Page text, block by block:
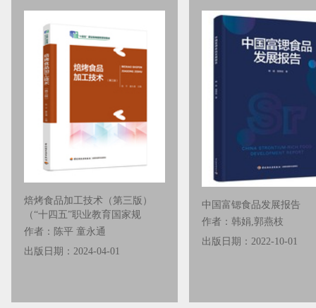
焙烤食品加工技术（第三版）
（“十四五”职业教育国家规
作者：陈平 童永通
出版日期：2024-04-01
中国富锶食品发展报告
作者：韩娟,郭燕枝
出版日期：2022-10-01